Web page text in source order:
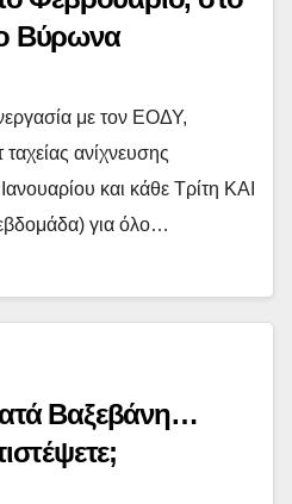
Βύρωνα
με τον ΕΟΔΥ,
ανίχνευσης
και κάθε Τρίτη ΚΑΙ
για όλο…
Βαξεβάνη…